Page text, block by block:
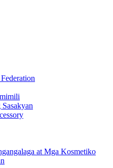
at Mga Kosmetiko